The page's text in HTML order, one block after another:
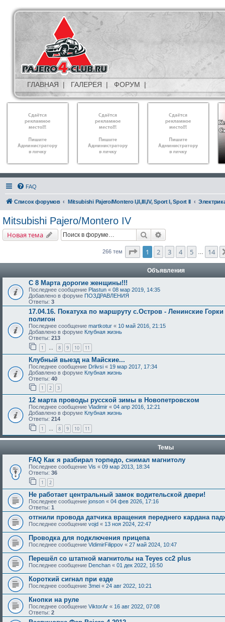
ГЛАВНАЯ | ГАЛЕРЕЯ | ФОРУМ |
FAQ
Список форумов Mitsubishi Pajero/Montero I,II,III,IV, Sport I, Sport II
Mitsubishi Pajero/Montero IV
Новая тема Поиск
266 тем Страница1 из
1 2 3 4 5 14
Объявления
С 8 Марта дорогие женщины!!!
Последнее сообщение Plastun « 08 мар 2019, 14:35
Добавлено в форуме ПОЗДРАВЛЕНИЯ
Ответы: 3
17.04.16. Покатуха по маршруту с.Остров - Ленинские
полигон
Последнее сообщение martkotur « 10 май 2016, 21:15
Добавлено в форуме Клубная жизнь
Ответы: 213
1 … 8 9 10 11
Клубный выезд на Майские...
Последнее сообщение Drlivsi « 19 мар 2017, 17:34
Добавлено в форуме Клубная жизнь
Ответы: 40
1 2 3
12 марта проводы русской зимы в Новопетровском
Последнее сообщение Vladimir « 04 апр 2016, 12:21
Добавлено в форуме Клубная жизнь
Ответы: 214
1 … 8 9 10 11
Темы
FAQ Как я разбирал торпедо, снимал магнитолу
Последнее сообщение Vis « 09 мар 2013, 18:34
Ответы: 36
1 2
Не работает центральный замок водительской двери!
Последнее сообщение jonson « 04 фев 2026, 17:16
Ответы: 1
отгнили провода датчика вращения переднего кардана
Последнее сообщение vojd « 13 ноя 2024, 22:47
Проводка для подключения прицепа
Последнее сообщение VldimirFilippov « 27 май 2024, 10:47
Перешёл со штатной магнитолы на Teyes cc2 plus
Последнее сообщение Denchan « 01 дек 2022, 16:50
Короткий сигнал при езде
Последнее сообщение 3mei « 24 авг 2022, 10:21
Кнопки на руле
Последнее сообщение ViktorAr « 16 авг 2022, 07:08
Ответы: 2